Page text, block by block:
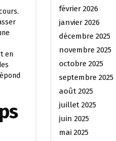
en
février 2026
janvier 2026
décembre 2025
novembre 2025
octobre 2025
septembre 2025
août 2025
juillet 2025
juin 2025
mai 2025